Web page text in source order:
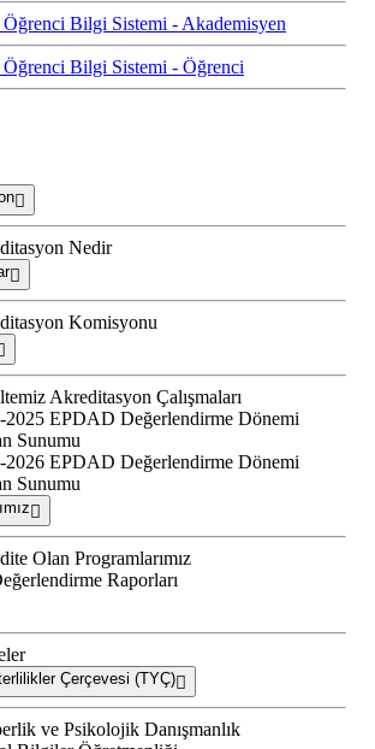
Bilgi Sistemi - Akademisyen
Öğrenci Bilgi Sistemi - Öğrenci
Nedir
Komisyonu
Akreditasyon Çalışmaları
2025 EPDAD Değerlendirme Dönemi
Sunumu
2026 EPDAD Değerlendirme Dönemi
Sunumu
Olan Programlarımız
Raporları
Çerçevesi (TYÇ)
ve Psikolojik Danışmanlık